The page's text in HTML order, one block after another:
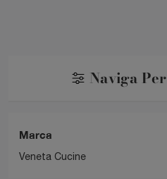
Naviga Per
Marca
Veneta Cucine